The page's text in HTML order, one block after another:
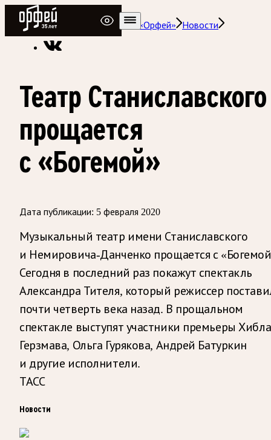
Радио Орфей
Радио классической музыки «Орфей»
Новости
Театр Станиславского
прощается
с «Богемой»
Дата публикации: 5 февраля 2020
Музыкальный театр имени Станиславского
и Немировича-Данченко прощается с
Сегодня в последний раз покажут спектакль
Александра Тителя, который режиссер
почти четверть века назад. В прощальном
спектакле выступят участники премьеры Хибла
Герзмава, Ольга Гурякова, Андрей Батуркин
и другие исполнители.
ТАСС
Новости